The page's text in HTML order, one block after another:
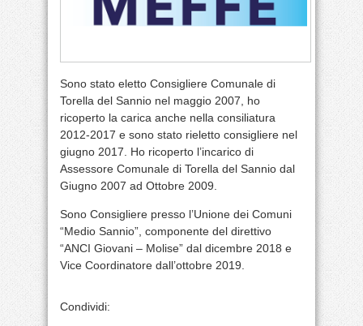
Sono stato eletto Consigliere Comunale di
Torella del Sannio nel maggio 2007, ho
ricoperto la carica anche nella consiliatura
2012-2017 e sono stato rieletto consigliere nel
giugno 2017. Ho ricoperto l’incarico di
Assessore Comunale di Torella del Sannio dal
Giugno 2007 ad Ottobre 2009.
Sono Consigliere presso l’Unione dei Comuni
“Medio Sannio”, componente del direttivo
“ANCI Giovani – Molise” dal dicembre 2018 e
Vice Coordinatore dall’ottobre 2019.
Condividi: